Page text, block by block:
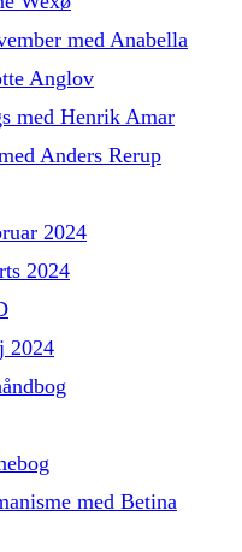
med Anabella
Anglov
med Henrik Amar
Anders Rerup
2024
2024
2024
med Betina